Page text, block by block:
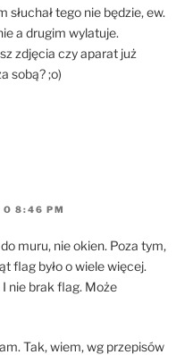
tego nie będzie, ew.
a drugim wylatuje.
zdjęcia czy aparat już
sobą? ;o)
O 8:46 PM
muru, nie okien. Poza tym,
flag było o wiele więcej.
nie brak flag. Może
Tak, wiem, wg przepisów